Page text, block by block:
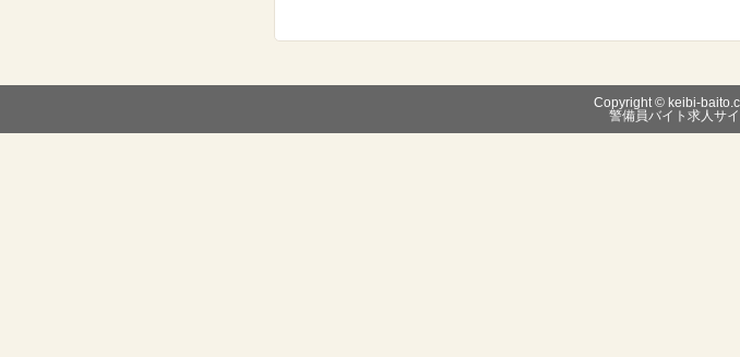
Copyright © keibi-
警備員バイト求人サ